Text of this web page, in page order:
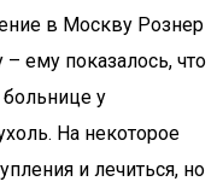
в Москву Рознер
– ему показалось, что
у
На некоторое
и лечиться, но